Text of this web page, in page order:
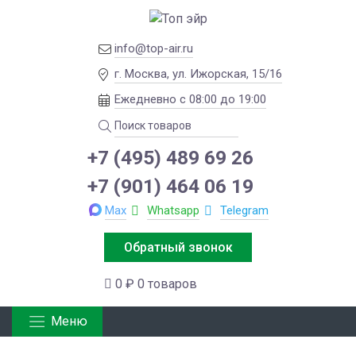
info@top-air.ru
г. Москва, ул. Ижорская, 15/16
Ежедневно с 08:00 до 19:00
+7 (495) 489 69 26
+7 (901) 464 06 19
Max Whatsapp Telegram
Обратный звонок
0 ₽ 0 товаров
Меню